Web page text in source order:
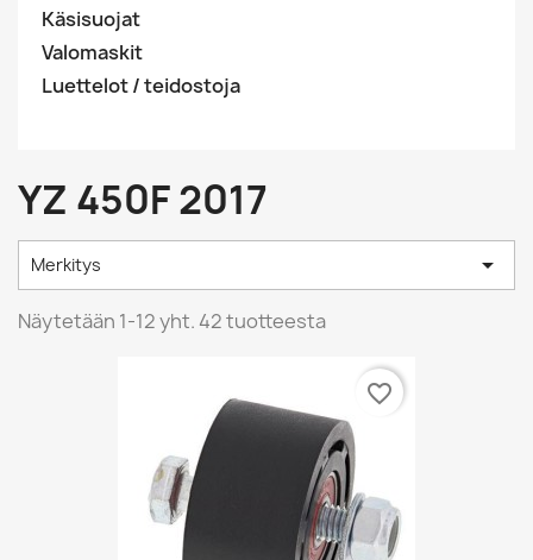
Käsisuojat
Valomaskit
Luettelot / teidostoja
YZ 450F 2017
Merkitys 
Näytetään 1-12 yht. 42 tuotteesta
favorite_border